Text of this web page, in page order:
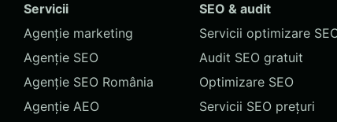
Servicii
Agenție marketing
Agenție SEO
Agenție SEO România
Agenție AEO
SEO & audit
Servicii optimizare
Audit SEO gratuit
Optimizare SEO
Servicii SEO prețuri